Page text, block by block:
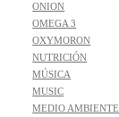
ONION
OMEGA 3
OXYMORON
NUTRICIÓN
MÚSICA
MUSIC
MEDIO AMBIENTE